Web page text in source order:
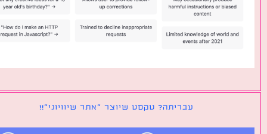
עבריתה? טקסט שיוצר ״אתר שיוויוני״!!